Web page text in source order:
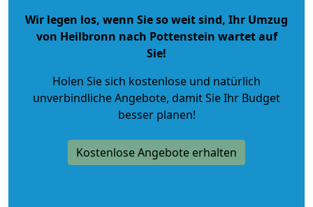
Wir legen los, wenn Sie so weit sind, Ihr Umzug
von Heilbronn nach Pottenstein wartet auf
Sie!
Holen Sie sich kostenlose und natürlich
unverbindliche Angebote, damit Sie Ihr Budget
besser planen!
Kostenlose Angebote erhalten